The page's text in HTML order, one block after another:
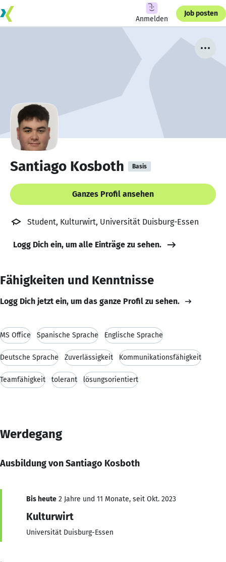
Anmelden
Job posten
Santiago Kosboth Basis
Ganzes Profil ansehen
Student, Kulturwirt, Universität Duisburg-Essen
Logg Dich ein, um alle Einträge zu sehen.
Fähigkeiten und Kenntnisse
Logg Dich jetzt ein, um das ganze Profil zu sehen.
MS Office Spanische Sprache Englische Sprache
Deutsche Sprache Zuverlässigkeit Kommunikationsfähigkeit
Teamfähigkeit tolerant lösungsorientiert
Werdegang
Ausbildung von Santiago Kosboth
Bis heute 2 Jahre und 11 Monate, seit Okt. 2023
Kulturwirt
Universität Duisburg-Essen